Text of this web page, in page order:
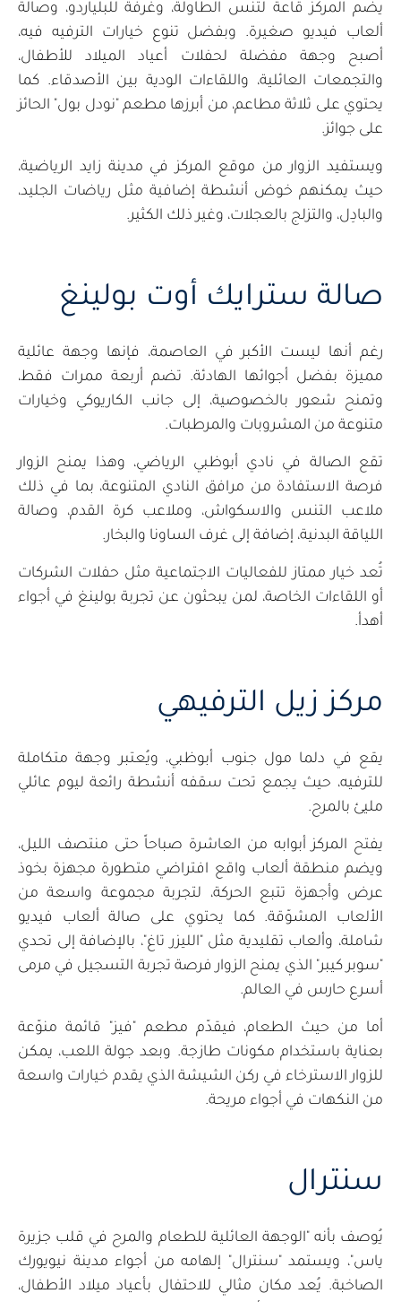
يضم المركز قاعة لتنس الطاولة، وغرفة للبلياردو، وصالة
ألعاب فيديو صغيرة. وبفضل تنوع خيارات الترفيه فيه،
أصبح وجهة مفضلة لحفلات أعياد الميلاد للأطفال،
والتجمعات العائلية، واللقاءات الودية بين الأصدقاء. كما
يحتوي على ثلاثة مطاعم، من أبرزها مطعم "نودل بول" الحائز
على جوائز.
ويستفيد الزوار من موقع المركز في مدينة زايد الرياضية،
حيث يمكنهم خوض أنشطة إضافية مثل رياضات الجليد،
والبادِل، والتزلج بالعجلات، وغير ذلك الكثير.
صالة سترايك أوت بولينغ
رغم أنها ليست الأكبر في العاصمة، فإنها وجهة عائلية
مميزة بفضل أجوائها الهادئة. تضم أربعة ممرات فقط،
وتمنح شعور بالخصوصية، إلى جانب الكاريوكي وخيارات
متنوعة من المشروبات والمرطبات.
تقع الصالة في نادي أبوظبي الرياضي، وهذا يمنح الزوار
فرصة الاستفادة من مرافق النادي المتنوعة، بما في ذلك
ملاعب التنس والاسكواش، وملاعب كرة القدم، وصالة
اللياقة البدنية، إضافة إلى غرف الساونا والبخار.
تُعد خيار ممتاز للفعاليات الاجتماعية مثل حفلات الشركات
أو اللقاءات الخاصة، لمن يبحثون عن تجربة بولينغ في أجواء
أهدأ.
مركز زيل الترفيهي
يقع في دلما مول جنوب أبوظبي، ويُعتبر وجهة متكاملة
للترفيه، حيث يجمع تحت سقفه أنشطة رائعة ليوم عائلي
مليئ بالمرح.
يفتح المركز أبوابه من العاشرة صباحاً حتى منتصف الليل،
ويضم منطقة ألعاب واقع افتراضي متطورة مجهزة بخوذ
عرض وأجهزة تتبع الحركة، لتجربة مجموعة واسعة من
الألعاب المشوّقة. كما يحتوي على صالة ألعاب فيديو
شاملة، وألعاب تقليدية مثل "الليزر تاغ"، بالإضافة إلى تحدي
"سوبر كيبر" الذي يمنح الزوار فرصة تجربة التسجيل في مرمى
أسرع حارس في العالم.
أما من حيث الطعام، فيقدّم مطعم "فيز" قائمة منوّعة
بعناية باستخدام مكونات طازجة. وبعد جولة اللعب، يمكن
للزوار الاسترخاء في ركن الشيشة الذي يقدم خيارات واسعة
من النكهات في أجواء مريحة.
سنترال
يُوصف بأنه "الوجهة العائلية للطعام والمرح في قلب جزيرة
ياس"، ويستمد "سنترال" إلهامه من أجواء مدينة نيويورك
الصاخبة. يُعد مكان مثالي للاحتفال بأعياد ميلاد الأطفال،